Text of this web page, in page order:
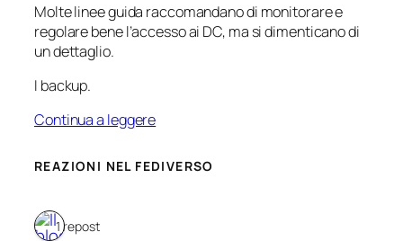
Molte linee guida raccomandano di monitorare e
regolare bene l’accesso ai DC, ma si dimenticano di
un dettaglio.
I backup.
Continua a leggere
REAZIONI NEL FEDIVERSO
1 repost